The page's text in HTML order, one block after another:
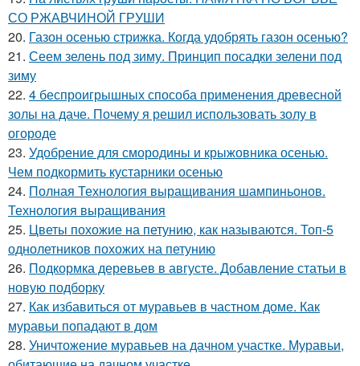
СО РЖАВЧИНОЙ ГРУШИ
20. Газон осенью стрижка. Когда удобрять газон осенью?
21. Сеем зелень под зиму. Принцип посадки зелени под
зиму
22. 4 беспроигрышных способа применения древесной
золы на даче. Почему я решил использовать золу в
огороде
23. Удобрение для смородины и крыжовника осенью.
Чем подкормить кустарники осенью
24. Полная Технология выращивания шампиньонов.
Технология выращивания
25. Цветы похожие на петунию, как называются. Топ-5
однолетников похожих на петунию
26. Подкормка деревьев в августе. Добавление статьи в
новую подборку
27. Как избавиться от муравьев в частном доме. Как
муравьи попадают в дом
28. Уничтожение муравьев на дачном участке. Муравьи,